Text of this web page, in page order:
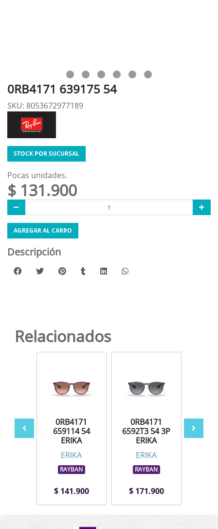
0RB4171 639175 54
SKU: 8053672977189
STOCK POR SUCURSAL
Pocas unidades.
$ 131.900
AGREGAR AL CARRO
Descripción
Relacionados
0RB4171
659114 54
ERIKA
ERIKA
RAYBAN
$ 141.900
0RB4171
6592T3 54 3P
ERIKA
ERIKA
RAYBAN
$ 171.900